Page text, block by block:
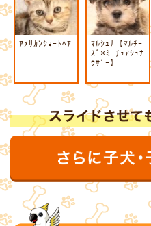
ｱﾒﾘｶﾝｼｮｰﾄﾍｱ
ｰ
ﾏﾙｼｭﾅ【ﾏﾙﾁｰ
ｽﾞ×ﾐﾆﾁｭｱｼｭﾅ
ｳｻﾞｰ】